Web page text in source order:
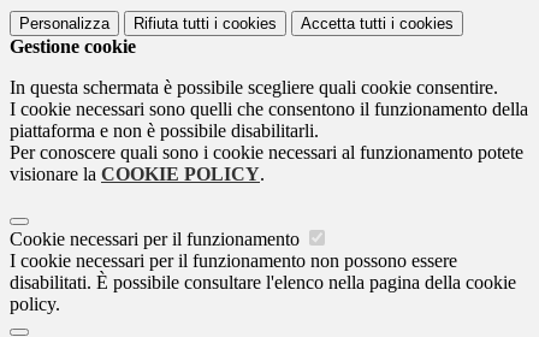
Personalizza Rifiuta tutti i cookies Accetta tutti i cookies
Gestione cookie
In questa schermata è possibile scegliere quali cookie consentire.
I cookie necessari sono quelli che consentono il funzionamento della
piattaforma e non è possibile disabilitarli.
Per conoscere quali sono i cookie necessari al funzionamento potete
visionare la COOKIE POLICY.
Cookie necessari per il funzionamento
I cookie necessari per il funzionamento non possono essere
disabilitati. È possibile consultare l'elenco nella pagina della cookie
policy.